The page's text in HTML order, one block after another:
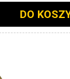
DO